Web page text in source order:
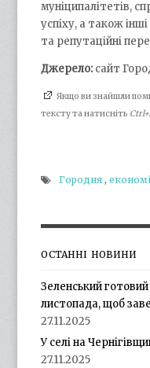
муніципалітетів,
успіху, а також інші
та репутаційні
Джерело: сайт
Якщо ви знайшли
тексту та натисніть
Городня ,
ОСТАННІ НОВИНИ
Зеленський
листопада, щоб
27.11.2025
У селі на
27.11.2025